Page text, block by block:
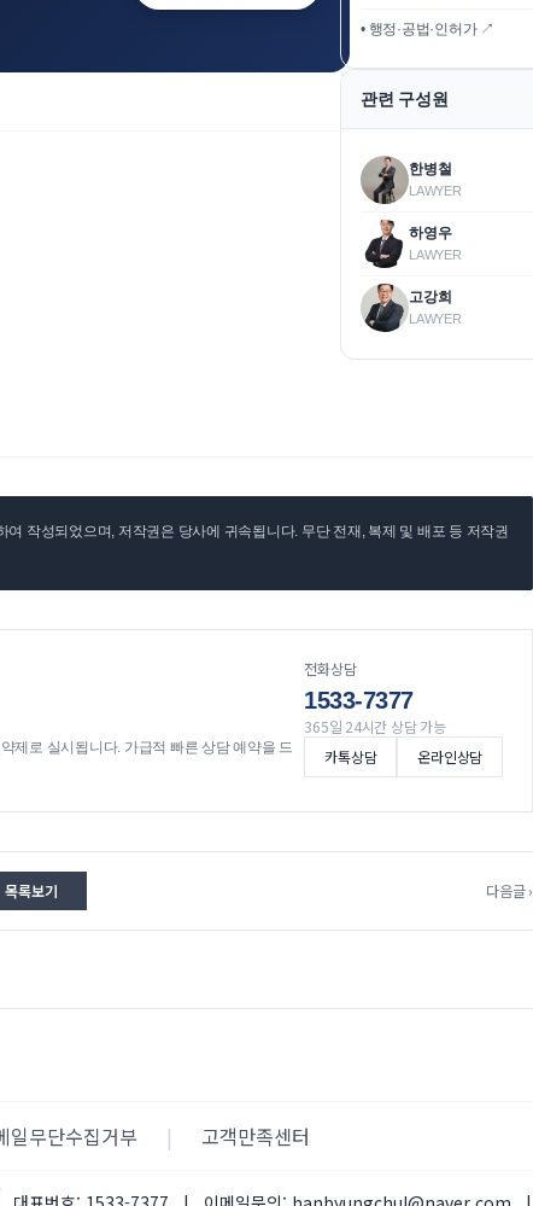
• 행정·공법·인허가 ↗
관련 구성원
한병철
LAWYER
하영우
LAWYER
고강희
LAWYER
작성되었으며, 저작권은 당사에 귀속됩니다. 무단 전재, 복제 및 배포 등 저작권
제로 실시됩니다. 가급적 빠른 상담 예약을 드
전화상담
1533-7377
365일 24시간 상담 가능
카톡상담
온라인상담
목록보기 다음글 ›
일무단수집거부 | 고객만족센터